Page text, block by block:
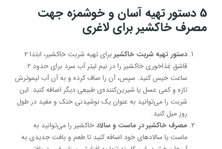
5 دستور تهیه آسان و خوشمزه جهت
مصرف خاکشیر برای لاغری
دستور تهیه شربت خاکشیر
برای تهیه شربت خاکشیر، ابتدا ۲
قاشق غذاخوری خاکشیر را در نیم لیتر آب سرد برای حدود ۲
ساعت خیس کنید. سپس، آن را صاف کرده و به آن آب لیموترش
تازه و کمی عسل یا شیرین‌کننده‌ی طبیعی دیگر اضافه کنید. این
شربت را می‌توانید به عنوان یک نوشیدنی خنک و مفید در طول
روز میل کنید.
مصرف خاکشیر در ماست و سالادخاکشیر را می‌توانید به
ماست یا سالادهای خود اضافه کنید تا طعم و بافت جدیدی به